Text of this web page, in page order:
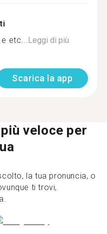
etc... Leggi di più
Scarica la app
veloce per
la tua pronuncia, o
ti trovi,